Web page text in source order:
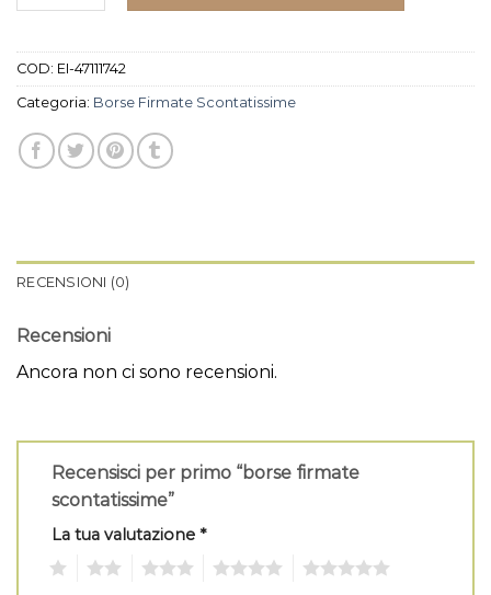
COD: EI-47111742
Categoria: Borse Firmate Scontatissime
RECENSIONI (0)
Recensioni
Ancora non ci sono recensioni.
Recensisci per primo “borse firmate
scontatissime”
La tua valutazione *